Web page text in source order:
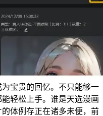
宝贵的回忆。不只能够一
轻松上手。谁是天选漫画
体例存正在诸多未便，前